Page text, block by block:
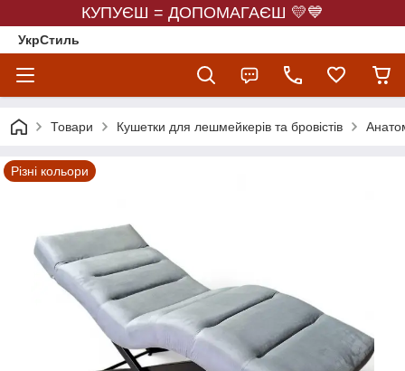
КУПУЄШ = ДОПОМАГАЄШ 💛💙
УкрСтиль
Товари Кушетки для лешмейкерів та бровістів
Різні кольори